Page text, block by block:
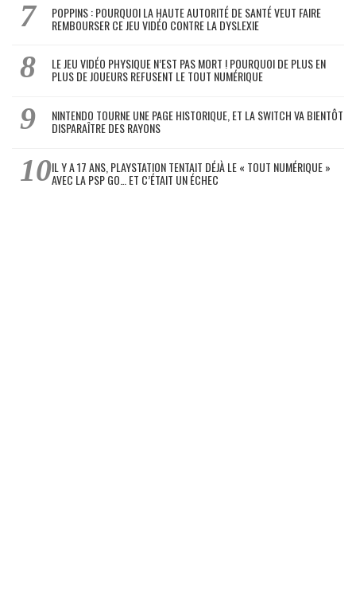
POPPINS : POURQUOI LA HAUTE AUTORITÉ DE SANTÉ VEUT FAIRE
REMBOURSER CE JEU VIDÉO CONTRE LA DYSLEXIE
LE JEU VIDÉO PHYSIQUE N’EST PAS MORT ! POURQUOI DE PLUS EN
PLUS DE JOUEURS REFUSENT LE TOUT NUMÉRIQUE
NINTENDO TOURNE UNE PAGE HISTORIQUE, ET LA SWITCH VA BIENTÔT
DISPARAÎTRE DES RAYONS
IL Y A 17 ANS, PLAYSTATION TENTAIT DÉJÀ LE « TOUT NUMÉRIQUE »
AVEC LA PSP GO… ET C’ÉTAIT UN ÉCHEC